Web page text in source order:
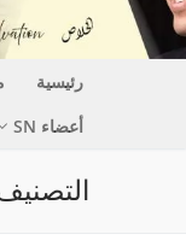
رئيسية
أعضاء SN